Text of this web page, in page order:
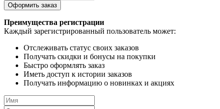
Преимущества регистрации
Каждый зарегистрированный пользователь может:
Отслеживать статус своих заказов
Получать скидки и бонусы на покупки
Быстро оформлять заказ
Иметь доступ к истории заказов
Получать информацию о новинках и акциях